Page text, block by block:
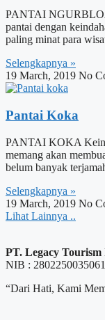
PANTAI
pantai dengan
paling minat para
Selengkapnya »
19 March, 2019 No
Pantai Koka
PANTAI KOKA
memang akan
belum banyak
Selengkapnya »
19 March, 2019 No
Lihat Lainnya ..
PT. Legacy Tourism
NIB : 2802250035061
“Dari Hati, Kami